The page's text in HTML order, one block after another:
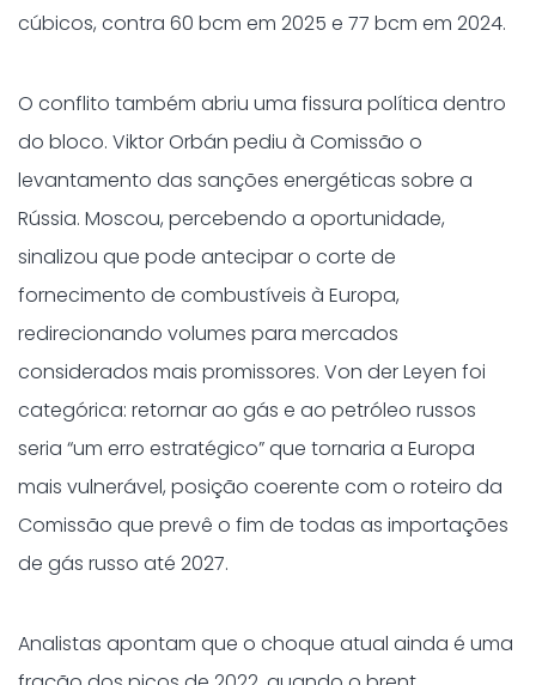
cúbicos, contra 60 bcm em 2025 e 77 bcm em 2024.
O conflito também abriu uma fissura política dentro
do bloco. Viktor Orbán pediu à Comissão o
levantamento das sanções energéticas sobre a
Rússia. Moscou, percebendo a oportunidade,
sinalizou que pode antecipar o corte de
fornecimento de combustíveis à Europa,
redirecionando volumes para mercados
considerados mais promissores. Von der Leyen foi
categórica: retornar ao gás e ao petróleo russos
seria “um erro estratégico” que tornaria a Europa
mais vulnerável, posição coerente com o roteiro da
Comissão que prevê o fim de todas as importações
de gás russo até 2027.
Analistas apontam que o choque atual ainda é uma